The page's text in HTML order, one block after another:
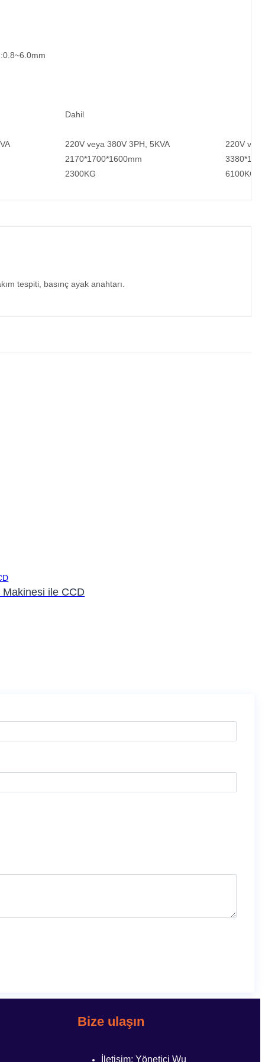
Dahil
220V veya 380V 3PH, 5KVA
220V
2170*1700*1600mm
2300KG 6100KG
tespiti, basınç ayak anahtarı.
ile CCD
Bize ulaşın
İletişim: Yönetici Wu